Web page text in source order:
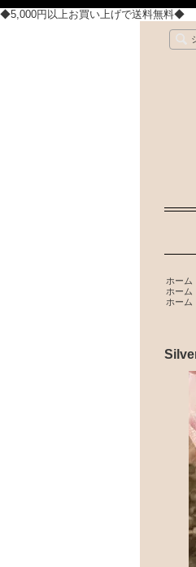
◆5,000円以上お買い上げで送料無料◆
ホーム
ホーム
ホーム